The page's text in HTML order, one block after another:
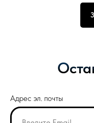
Адрес эл. почты